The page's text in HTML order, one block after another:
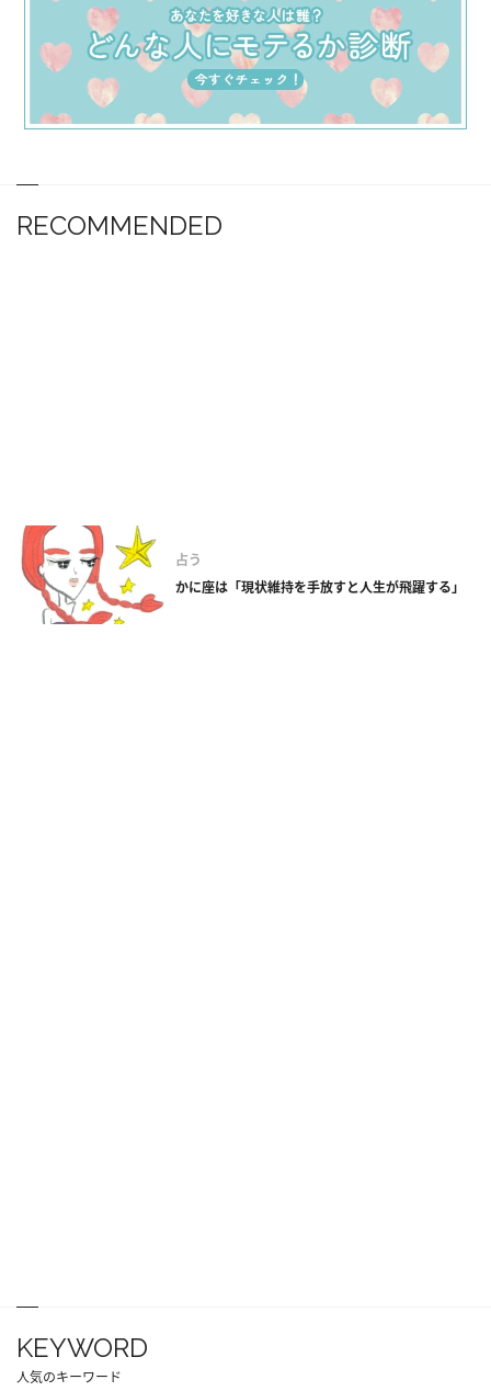
RECOMMENDED
占う
かに座は「現状維持を手放すと人生が飛躍する」
KEYWORD
人気のキーワード